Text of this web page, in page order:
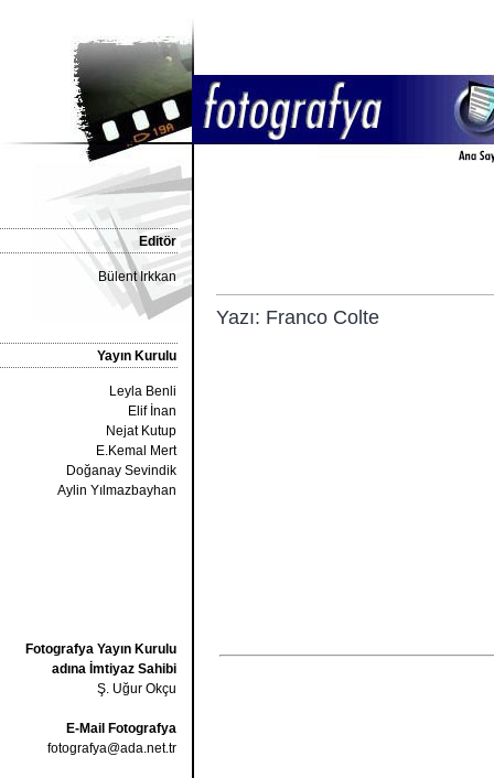
Editör
Bülent Irkkan
Yayın Kurulu
Leyla Benli
Elif İnan
Nejat Kutup
E.Kemal Mert
Doğanay Sevindik
Aylin Yılmazbayhan
Fotografya Yayın Kurulu
adına İmtiyaz Sahibi
Ş. Uğur Okçu
E-Mail Fotografya
fotografya@ada.net.tr
Yazı: Franco Colte